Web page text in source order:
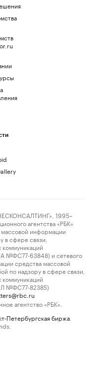
1995–
агентства «РБК»
массовой информации
в сфере связи,
№ФС77-63848) и сетевого
средства массовой
по надзору в сфере связи,
№ФС77-82385)
агентство «РБК».
Петербургская биржа